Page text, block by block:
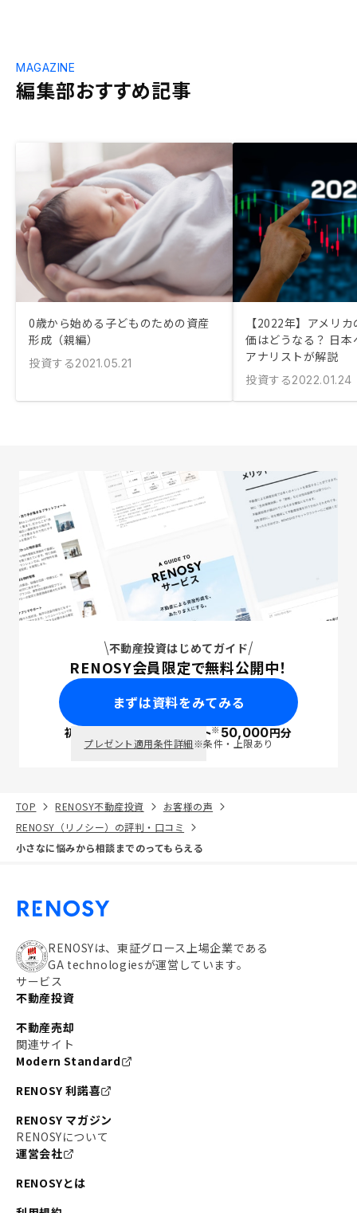
編集部おすすめ記事
MAGAZINE
0歳から始める子どものための資産
形成（親編）
投資する2021.05.21
【2022年】アメリ
価はどうなる？ 日
アナリストが解説
投資する2022.01.24
不動産投資はじめてガイド
RENOSY会員限定で無料公開中！
まずは資料をみてみる
初回面談で ポイント※50,000円分
プレゼント適用条件詳細※条件・上限あり
TOP RENOSY不動産投資
お客様の声
RENOSY（リノシー）の評判・口コミ
小さなに悩みから相談までのってもらえる
RENOSYは、東証グロース上場企業である
GA technologiesが運営しています。
サービス
不動産投資
不動産売却
関連サイト
Modern Standard
RENOSY 利諾喜
RENOSY マガジン
RENOSYについて
運営会社
RENOSYとは